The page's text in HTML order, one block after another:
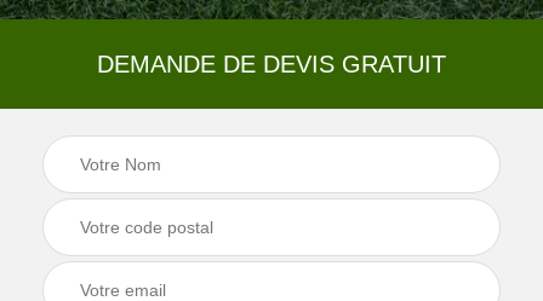
DEMANDE DE DEVIS GRATUIT